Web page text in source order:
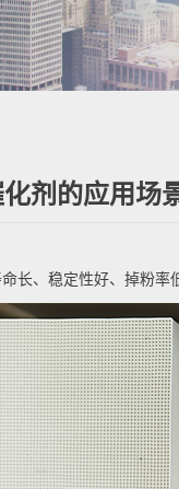
剂的应用场
长、稳定性好、掉粉率